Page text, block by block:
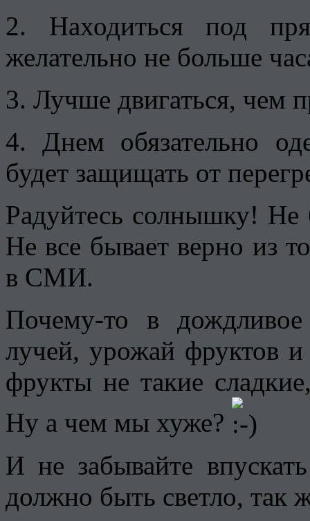
2. Находиться под
желательно не больше
3. Лучше двигаться, чем
4. Днем обязательно
будет защищать от
Радуйтесь солнышку! Не
Не все бывает верно из
в СМИ.
Почему-то в
лучей, урожай фруктов
фрукты не такие
Ну а чем мы хуже?
И не забывайте
должно быть светло, так